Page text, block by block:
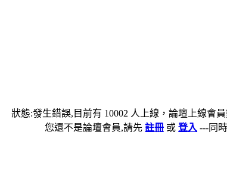
狀態:發生錯誤,目前有 10002 人上線，論壇上線會
您還不是論壇會員,請先 註冊 或 登入 ---同